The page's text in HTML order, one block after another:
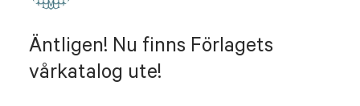
Äntligen! Nu finns Förlagets
vårkatalog ute!